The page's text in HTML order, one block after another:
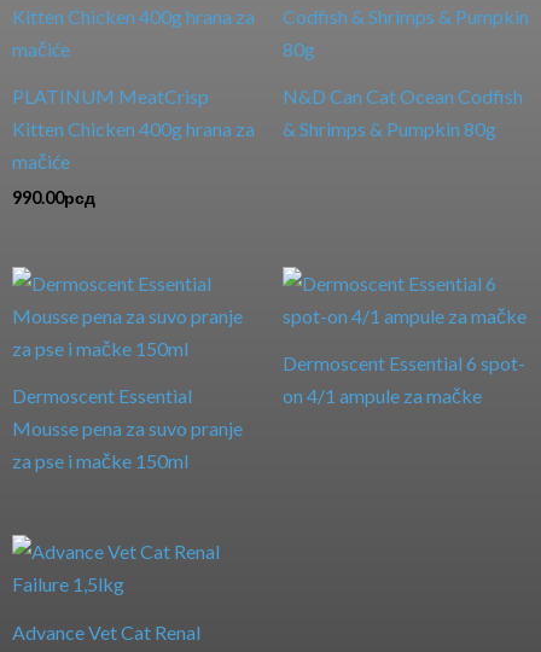
PLATINUM MeatCrisp
Kitten Chicken 400g hrana za
mačiće
990.00рсд
N&D Can Cat Ocean Codfish
& Shrimps & Pumpkin 80g
Dermoscent Essential
Mousse pena za suvo pranje
za pse i mačke 150ml
Dermoscent Essential 6 spot-
on 4/1 ampule za mačke
Advance Vet Cat Renal